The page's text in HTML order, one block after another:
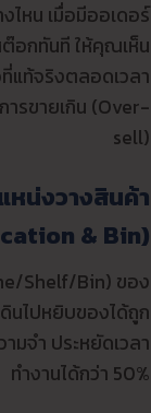
ไหน เมื่อมีออเดอร์
อกทันที ให้คุณเห็น
แท้จริงตลอดเวลา
รขายเกิน (Over-
sell)
หน่งวางสินค้า
& Bin)
Shelf/Bin) ของ
นไปหยิบของได้ถูก
มจำ ประหยัดเวลา
ทำงานได้กว่า 50%